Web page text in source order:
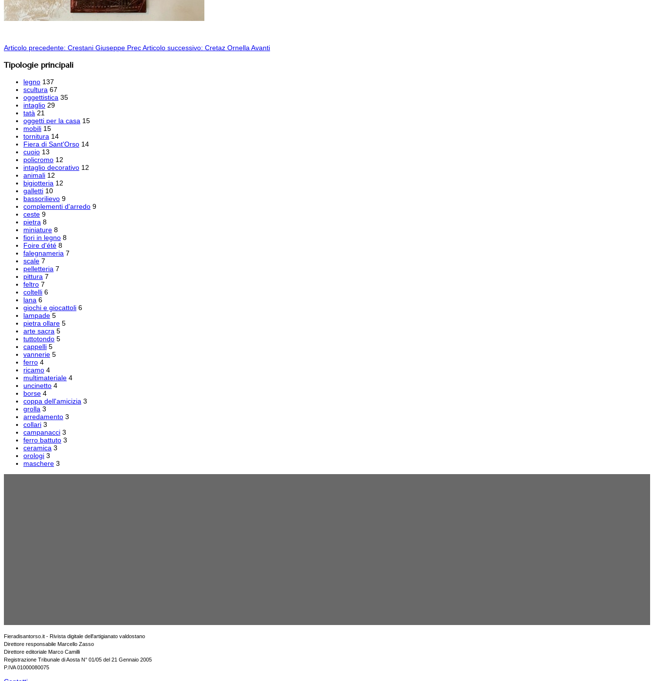
Articolo precedente: Crestani Giuseppe PrecArticolo successivo: Cretaz OrnellaAvanti
Tipologie principali
legno 137
scultura 67
oggettistica 35
intaglio 29
tatà 21
oggetti per la casa 15
mobili 15
tornitura 14
Fiera di Sant'Orso 14
cuoio 13
policromo 12
intaglio decorativo 12
animali 12
bigiotteria 12
galletti 10
bassorilievo 9
complementi d'arredo 9
ceste 9
pietra 8
miniature 8
fiori in legno 8
Foire d'été 8
falegnameria 7
scale 7
pelletteria 7
pittura 7
feltro 7
coltelli 6
lana 6
giochi e giocattoli 6
lampade 5
pietra ollare 5
arte sacra 5
tuttotondo 5
cappelli 5
vannerie 5
ferro 4
ricamo 4
multimateriale 4
uncinetto 4
borse 4
coppa dell'amicizia 3
grolla 3
arredamento 3
collari 3
campanacci 3
ferro battuto 3
ceramica 3
orologi 3
maschere 3
Fieradisantorso.it - Rivista digitale dell'artigianato valdostano
Direttore responsabile Marcello Zasso
Direttore editoriale Marco Camilli
Registrazione Tribunale di Aosta N° 01/05 del 21 Gennaio 2005
P.IVA 01000080075